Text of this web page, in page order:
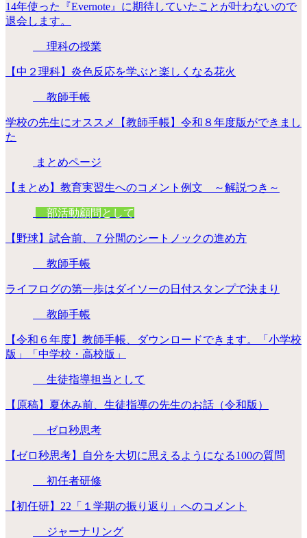
14年使った『Evernote』に期待していたことが叶わないので
退会します。
理科の授業
【中２理科】炎色反応を学ぶと楽しくなる花火
教師手帳
学校の先生にオススメ【教師手帳】令和８年度版ができまし
た
まとめページ
【まとめ】教育実習生へのコメント例文 ～解説つき～
部活動顧問として
【野球】試合前、７分間のシートノックの進め方
教師手帳
ライフログの第一歩はダイソーの日付スタンプで決まり
教師手帳
【令和６年度】教師手帳、ダウンロードできます。「小学校
版」「中学校・高校版」
生徒指導担当として
【原稿】夏休み前、生徒指導の先生のお話（令和版）
ゼロ秒思考
【ゼロ秒思考】自分を大切に思えるようになる100の質問
初任者研修
【初任研】22「１学期の振り返り」へのコメント
ジャーナリング